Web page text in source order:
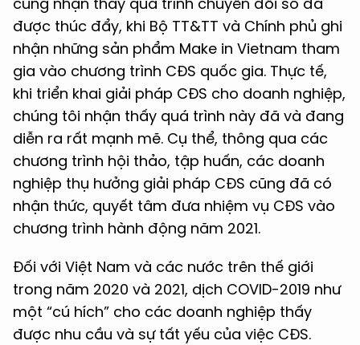
được thúc đẩy, khi Bộ TT&TT và Chính phủ ghi
nhận những sản phẩm Make in Vietnam tham
gia vào chương trình CĐS quốc gia. Thực tế,
khi triển khai giải pháp CĐS cho doanh nghiệp,
chúng tôi nhận thấy quá trình này đã và đang
diễn ra rất mạnh mẽ. Cụ thể, thông qua các
chương trình hội thảo, tập huấn, các doanh
nghiệp thụ hưởng giải pháp CĐS cũng đã có
nhận thức, quyết tâm đưa nhiệm vụ CĐS vào
chương trình hành động năm 2021.
Đối với Việt Nam và các nước trên thế giới
trong năm 2020 và 2021, dịch COVID-2019 như
một “cú hích” cho các doanh nghiệp thấy
được nhu cầu và sự tất yếu của việc CĐS.